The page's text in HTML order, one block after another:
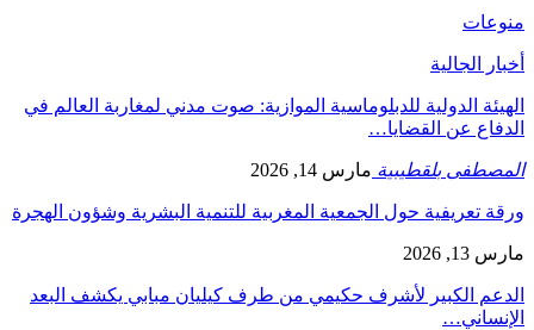
منوعات
أخبار الجالية
الهيئة الدولية للدبلوماسية الموازية: صوت مدني لمغاربة العالم في
الدفاع عن القضايا…
المصطفى بلقطيبية مارس 14, 2026
ورقة تعريفية حول الجمعية المغربية للتنمية البشرية وشؤون الهجرة
مارس 13, 2026
الدعم الكبير لأشرف حكيمي من طرف كيليان مبابي يكشف البعد
الإنساني…